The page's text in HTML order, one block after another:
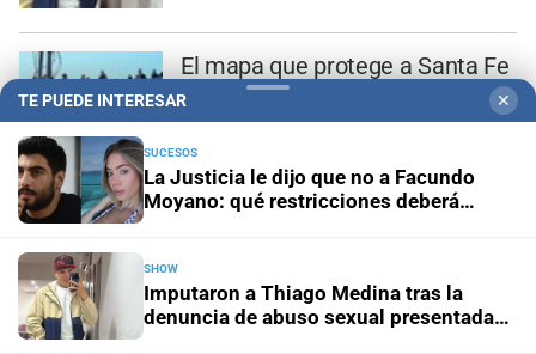
El mapa que protege a Santa Fe
del agua: dónde están los 54
puntos de bombeo
servicios profesionales,
Argentina no podrá mejorar su
TE PUEDE INTERESAR ✕
SUCESOS
La Justicia le dijo que no a Facundo
Moyano: qué restricciones deberá
SHOW
Imputaron a Thiago Medina tras la
denuncia de abuso sexual presentada